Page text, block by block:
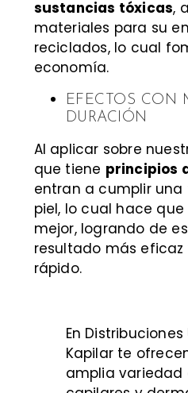
sustancias tóxicas,
materiales para su
reciclados, lo cual
economía.
EFECTOS CON
DURACIÓN
Al aplicar sobre
que tiene principios
entran a cumplir una
piel, lo cual hace
mejor, logrando de
resultado más
rápido.
En Distribuciones
Kapilar te
amplia variedad